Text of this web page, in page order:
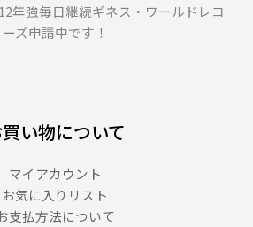
年強毎日継続ギネス・ワールドレコ
ーズ申請中です！
い物について
マイアカウント
お気に入りリスト
支払方法について